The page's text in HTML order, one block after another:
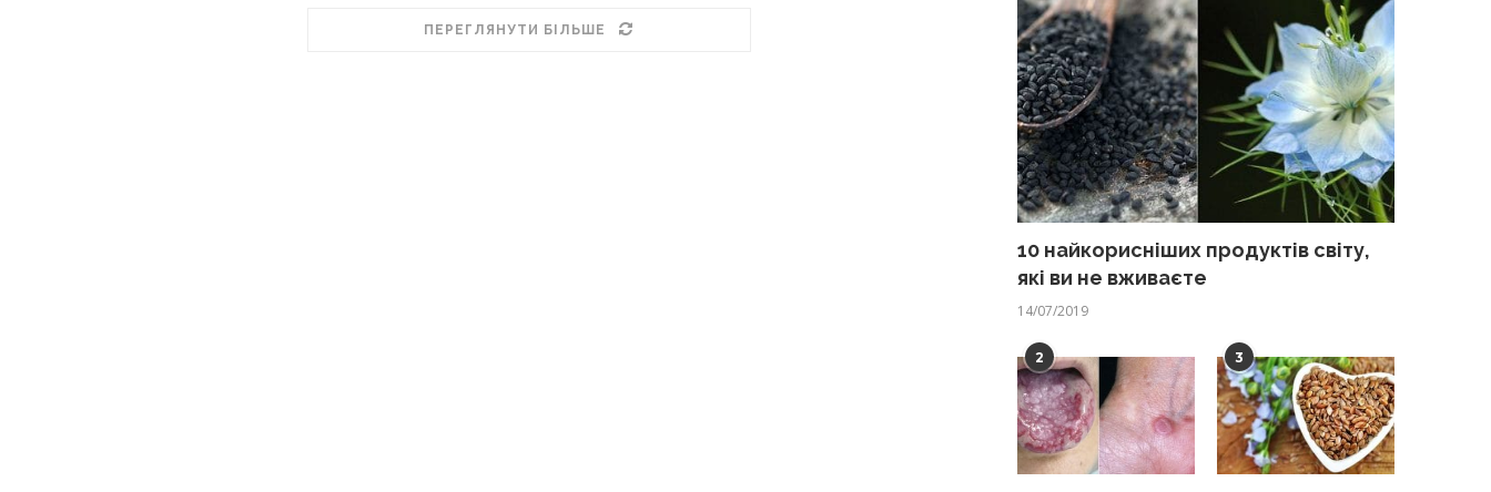
ПЕРЕГЛЯНУТИ БІЛЬШЕ
10 найкорисніших продуктів світу,
які ви не вживаєте
14/07/2019
2 3